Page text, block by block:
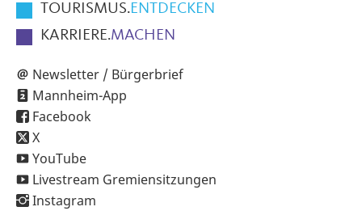
TOURISMUS.ENTDECKEN
KARRIERE.MACHEN
Newsletter / Bürgerbrief
Mannheim-App
Facebook
X
YouTube
Livestream Gremiensitzungen
Instagram